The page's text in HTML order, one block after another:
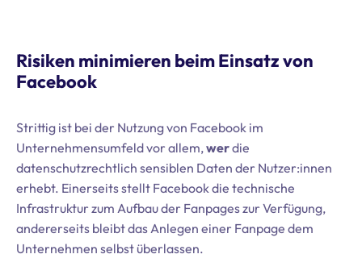
Risiken minimieren beim Einsatz von
Facebook
Strittig ist bei der Nutzung von Facebook im
Unternehmensumfeld vor allem,werdie
datenschutzrechtlich sensiblen Daten der Nutzer:innen
erhebt. Einerseits stellt Facebook die technische
Infrastruktur zum Aufbau der Fanpages zur Verfügung,
andererseits bleibt das Anlegen einer Fanpage dem
Unternehmen selbst überlassen.